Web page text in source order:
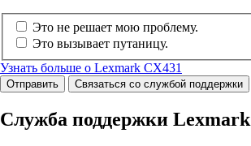
Это не решает мою проблему.
Это вызывает путаницу.
Узнать больше о Lexmark CX431
Отправить Связаться со службой поддержки
Служба поддержки Lexmark